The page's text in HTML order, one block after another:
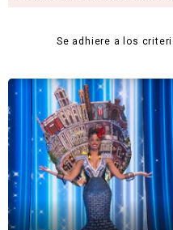
Se adhiere a los